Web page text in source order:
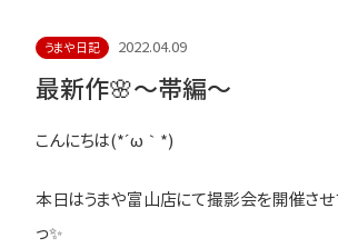
うまや日記 2022.04.09
最新作🌸～帯編～
こんにちは(*´ω｀*)
本日はうまや富山店にて撮影会を開催させ
っ✨